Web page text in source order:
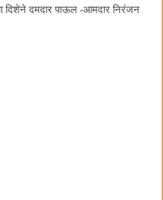
दिशेने दमदार पाऊल -आमदार निरंजन